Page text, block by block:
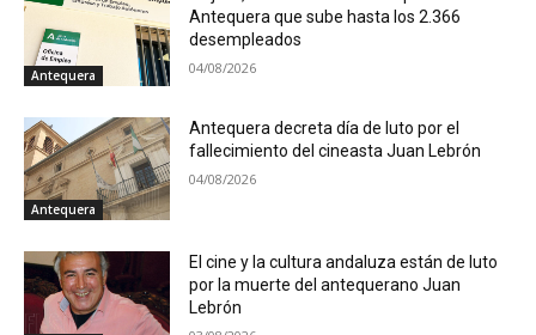
Antequera
Antequera que sube hasta los 2.366
desempleados
04/08/2026
Antequera
Antequera decreta día de luto por el
fallecimiento del cineasta Juan Lebrón
04/08/2026
El cine y la cultura andaluza están de luto
por la muerte del antequerano Juan
Lebrón